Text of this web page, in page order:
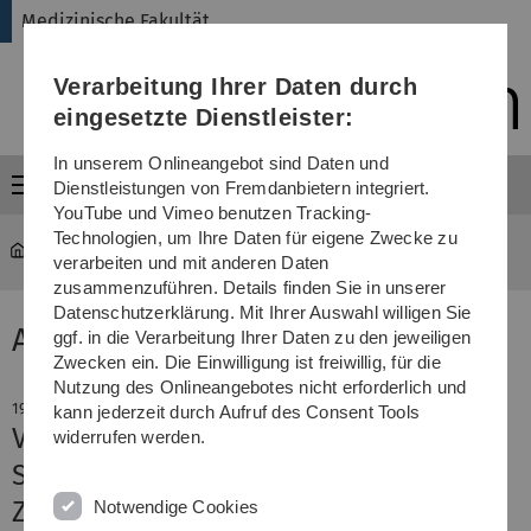
Direkt
Direkt
Direkt
(Sprache,
Drucken,
Media)
Direkt
Direkt
Medizinische Fakultät
Menü
Medizinische Fakultät
Aktuelle Meldung
19. Oktober 2020
Verteidigungsmechanismus gegen
SARS-CoV-2 charakterisiert
Zelleigener Faktor erkennt und
Verarbeitung Ihrer Daten durch
eingesetzte Dienstleister:
In unserem Onlineangebot sind Daten und
Dienstleistungen von Fremdanbietern integriert.
YouTube und Vimeo benutzen Tracking-
Technologien, um Ihre Daten für eigene Zwecke zu
verarbeiten und mit anderen Daten
zusammenzuführen. Details finden Sie in unserer
Datenschutzerklärung. Mit Ihrer Auswahl willigen Sie
ggf. in die Verarbeitung Ihrer Daten zu den jeweiligen
Zwecken ein. Die Einwilligung ist freiwillig, für die
Nutzung des Onlineangebotes nicht erforderlich und
kann jederzeit durch Aufruf des Consent Tools
widerrufen werden.
Notwendige Cookies